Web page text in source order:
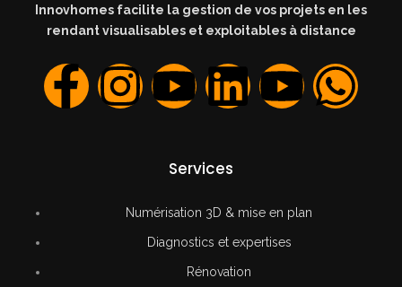
Innovhomes facilite la gestion de vos projets en les
rendant visualisables et exploitables à distance
Services
Numérisation 3D & mise en plan
Diagnostics et expertises
Rénovation